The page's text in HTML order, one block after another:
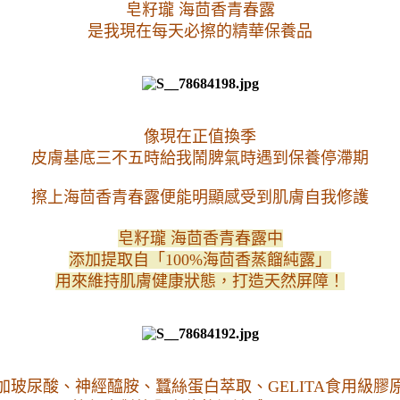
皂籽瓏 海茴香青春露
是我現在每天必擦的精華保養品
像現在正值換季
皮膚基底三不五時給我鬧脾氣時遇到保養停滯期
擦上海茴香青春露便能明顯感受到肌膚自我修護
皂籽瓏 海茴香青春露中
添加提取自「100%海茴香蒸餾純露」
用來維持肌膚健康狀態，打造天然屏障！
玻尿酸、神經醯胺、蠶絲蛋白萃取、GELITA食用級膠